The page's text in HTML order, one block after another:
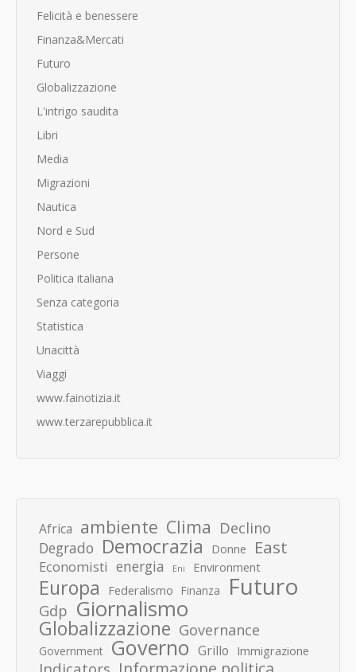
Felicità e benessere
Finanza&Mercati
Futuro
Globalizzazione
L'intrigo saudita
Libri
Media
Migrazioni
Nautica
Nord e Sud
Persone
Politica italiana
Senza categoria
Statistica
Unacittà
Viaggi
www.fainotizia.it
www.terzarepubblica.it
Africa ambiente Clima Declino
Degrado Democrazia Donne East
Economisti energia Eni Environment
Europa Federalismo Finanza Futuro
Gdp Giornalismo
Globalizzazione Governance
Government Governo Grillo Immigrazione